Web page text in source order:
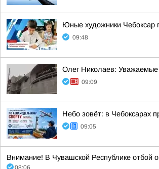
Юные художники Чебоксар
09:48
Олег Николаев:
09:09
Небо зовёт: в Чебоксарах
09:05
Внимание! В Чувашской Республике отбой
08:06